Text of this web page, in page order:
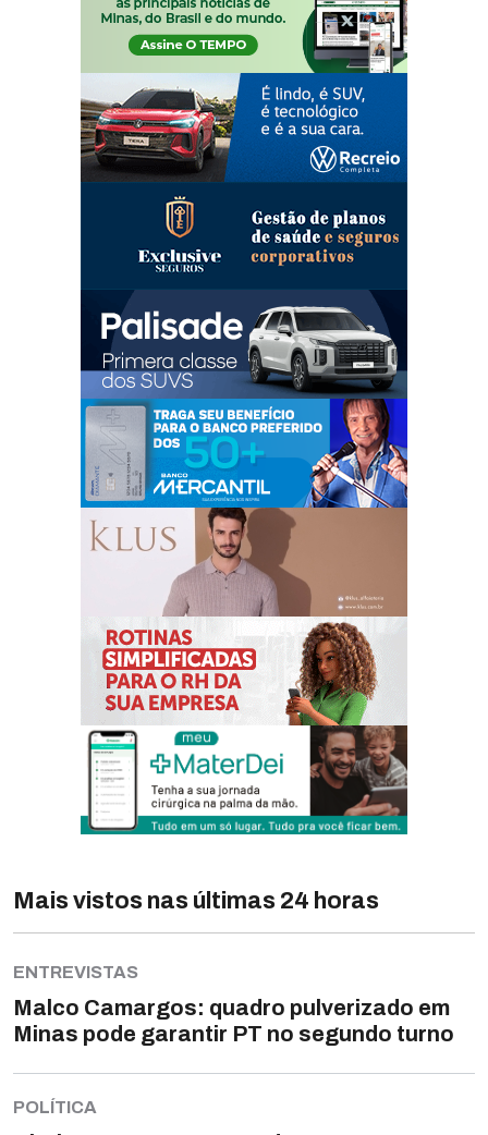
Mais vistos nas últimas 24 horas
ENTREVISTAS
Malco Camargos: quadro pulverizado em
Minas pode garantir PT no segundo turno
POLÍTICA